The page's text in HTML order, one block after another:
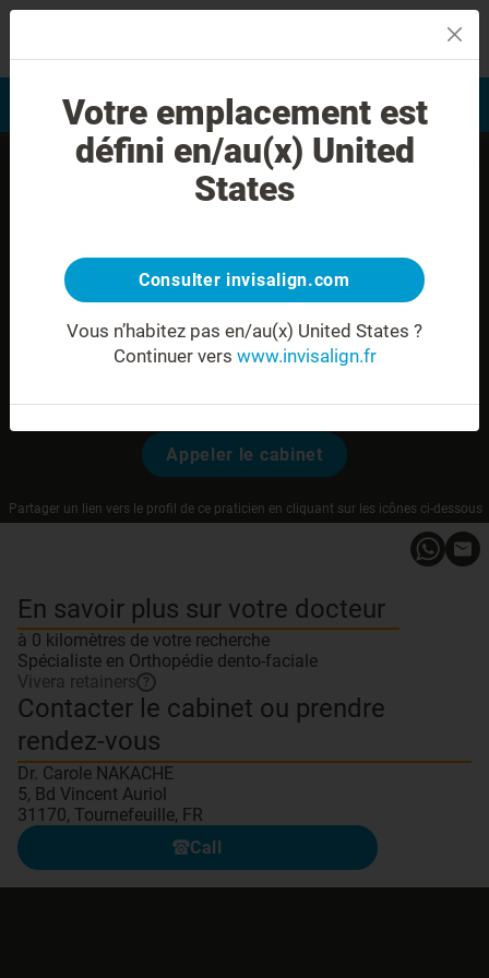
Evaluation du sourire Trouver un praticien
Appeler le cabinet
Partager un lien vers le profil de ce praticien en cliquant sur les icônes ci-dessous
En savoir plus sur votre docteur
à 0 kilomètres de votre recherche
Spécialiste en Orthopédie dento-faciale
Vivera retainers ?
Contacter le cabinet ou prendre
rendez-vous
Dr. Carole NAKACHE
5, Bd Vincent Auriol
31170, Tournefeuille, FR
Call
Votre emplacement est
défini en/au(x) United
States
Consulter invisalign.com
Vous n’habitez pas en/au(x) United States ?
Continuer vers www.invisalign.fr